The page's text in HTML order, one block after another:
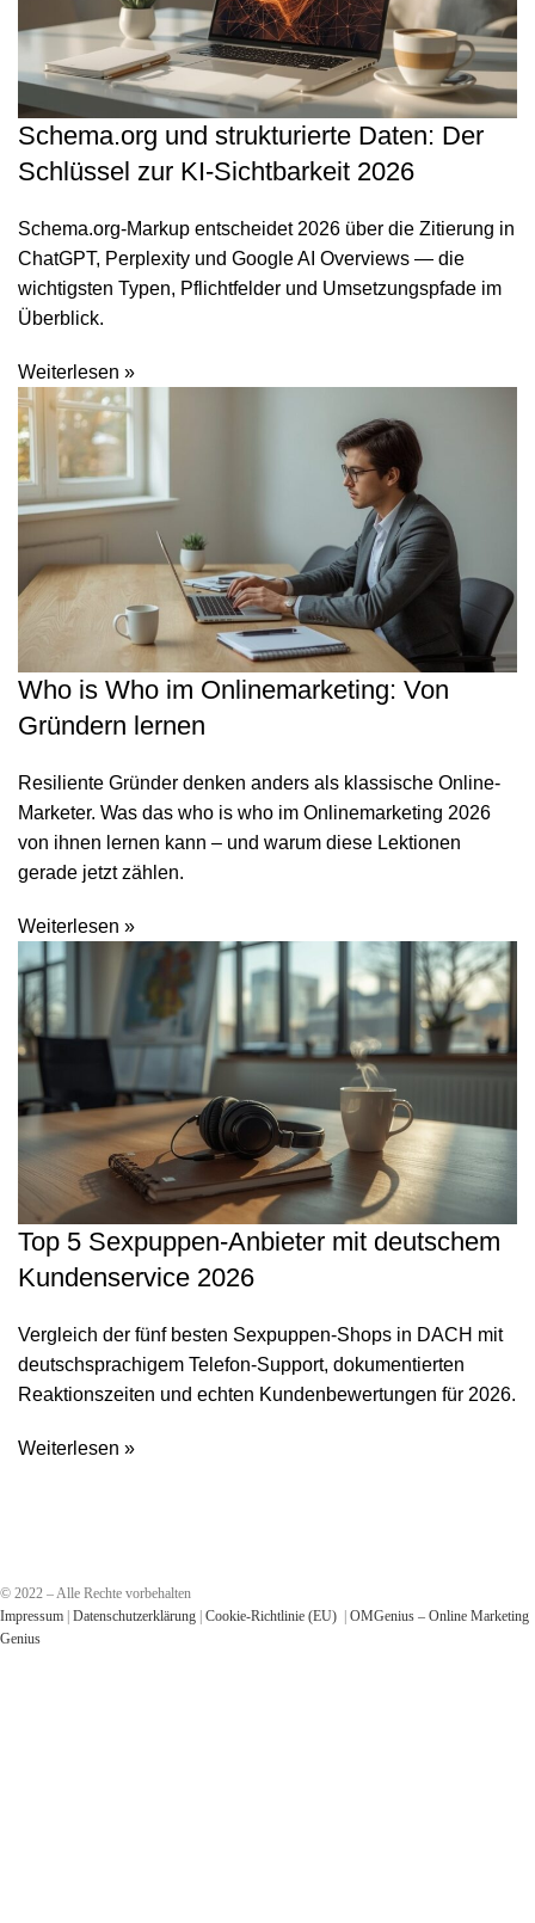
Schema.org und strukturierte Daten: Der
Schlüssel zur KI-Sichtbarkeit 2026
Schema.org-Markup entscheidet 2026 über die Zitierung in
ChatGPT, Perplexity und Google AI Overviews — die
wichtigsten Typen, Pflichtfelder und Umsetzungspfade im
Überblick.
Weiterlesen »
Who is Who im Onlinemarketing: Von
Gründern lernen
Resiliente Gründer denken anders als klassische Online-
Marketer. Was das who is who im Onlinemarketing 2026
von ihnen lernen kann – und warum diese Lektionen
gerade jetzt zählen.
Weiterlesen »
Top 5 Sexpuppen-Anbieter mit deutschem
Kundenservice 2026
Vergleich der fünf besten Sexpuppen-Shops in DACH mit
deutschsprachigem Telefon-Support, dokumentierten
Reaktionszeiten und echten Kundenbewertungen für 2026.
Weiterlesen »
© 2022 – Alle Rechte vorbehalten
Impressum |Datenschutzerklärung |Cookie-Richtlinie (EU) |OMGenius – Online Marketing
Genius